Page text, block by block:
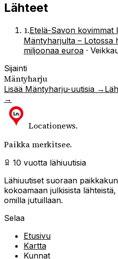
Lähteet
1.Etelä-Savon kovimmat
Mäntyharjulta – Lotossa
miljoonaa euroa ·
Sijainti
Mäntyharju
Lisää Mäntyharju-uutisia →
→
Locationews.
Paikka merkitsee.
10 vuotta lähiuutisia
Lähiuutiset suoraan
kokoamaan julkisista
omilla jutuillaan.
Selaa
Etusivu
Kartta
Kunnat